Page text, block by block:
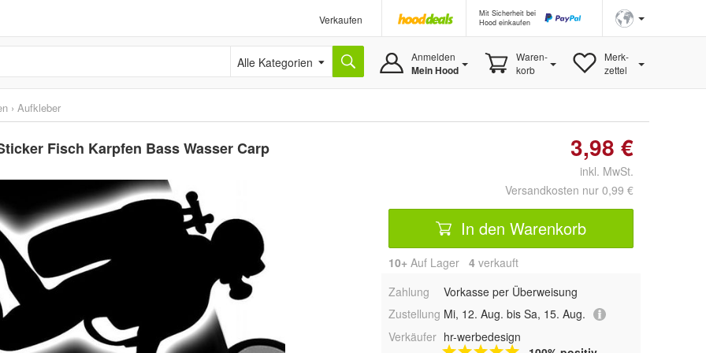
Verkaufen
Mit Sicherheit bei
Hood einkaufen
Alle Kategorien Anmelden
Mein Hood
Waren-
korb
Merk-
zettel
› Aufkleber
Fisch Karpfen Bass Wasser Carp 3,98 €
inkl. MwSt.
Versandkosten nur 0,99 €
In den Warenkorb
10+ Auf Lager 4 verkauft
Zahlung
Vorkasse per Überweisung
Zustellung Mi, 12. Aug. bis Sa, 15. Aug.
Verkäufer hr-werbedesign